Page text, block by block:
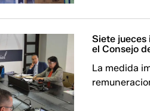
Siete jueces
el Consejo
La medida